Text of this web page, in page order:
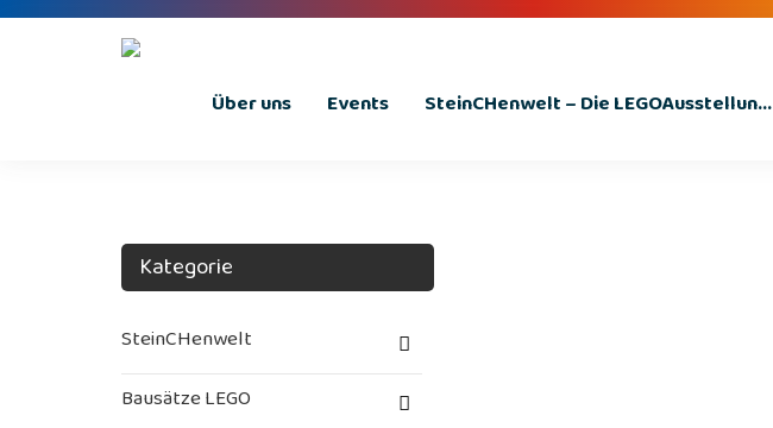
Über uns Events SteinCHenwelt – Die LEGOAusstellun...
Kategorie
SteinCHenwelt
Bausätze LEGO